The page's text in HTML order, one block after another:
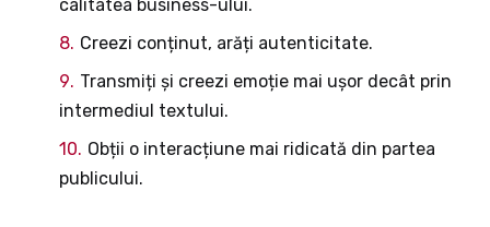
calitatea business-ului.
Creezi conținut, arăți autenticitate.
Transmiți și creezi emoție mai ușor decât prin
intermediul textului.
Obții o interacțiune mai ridicată din partea
publicului.